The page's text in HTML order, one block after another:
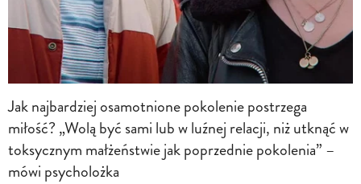
Jak najbardziej osamotnione pokolenie postrzega
miłość? „Wolą być sami lub w luźnej relacji, niż utknąć w
toksycznym małżeństwie jak poprzednie pokolenia” –
mówi psycholożka